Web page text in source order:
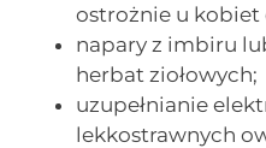
ostrożnie u kobiet
napary z imbiru
herbat ziołowych;
uzupełnianie
lekkostrawnych